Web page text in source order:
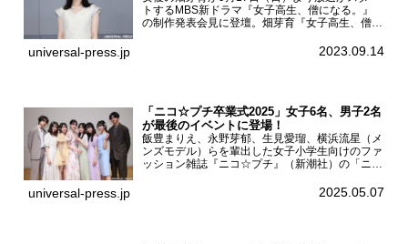
トするMBS新ドラマ『女子高生、僧になる。』
の制作発表会見に登壇。畑芽育『女子高生、僧に
ーについて「下白石麦は頭にビックリマークと、
universal-press.jp 2023.09.14
「ニコ☆プチ卒業式2025」女子6名、男子2名
が最後のイベントに登場！
飯豊まりえ、永野芽郁、生見愛瑠、横浜流星（メ
ンズモデル）らを輩出した女子小学生向けのファ
ッション雑誌『ニコ☆プチ』（新潮社）の「ニコ
モード学園コクーンタワーで開催され、卒業モデ
universal-press.jp 2025.05.07